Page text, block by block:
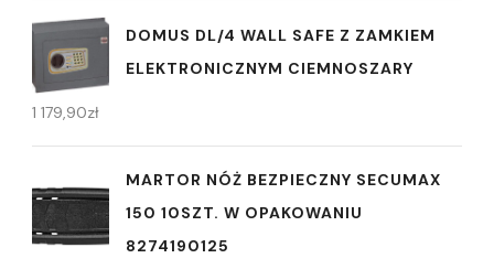
DOMUS DL/4 WALL SAFE Z ZAMKIEM
ELEKTRONICZNYM CIEMNOSZARY
1 179,90zł
MARTOR NÓŻ BEZPIECZNY SECUMAX
150 10SZT. W OPAKOWANIU
8274190125